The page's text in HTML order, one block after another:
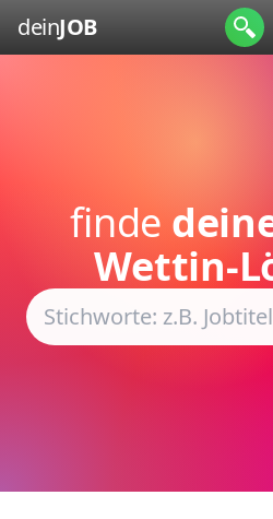
deinJOB
finde
Wettin-